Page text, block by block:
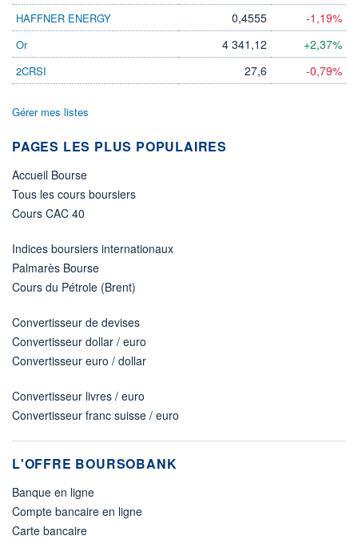
HAFFNER ENERGY 0,4555 -1,19%
Or 4 341,12 +2,37%
2CRSI 27,6 -0,79%
Gérer mes listes
PAGES LES PLUS POPULAIRES
Accueil Bourse
Tous les cours boursiers
Cours CAC 40
Indices boursiers internationaux
Palmarès Bourse
Cours du Pétrole (Brent)
Convertisseur de devises
Convertisseur dollar / euro
Convertisseur euro / dollar
Convertisseur livres / euro
Convertisseur franc suisse / euro
L'OFFRE BOURSOBANK
Banque en ligne
Compte bancaire en ligne
Carte bancaire